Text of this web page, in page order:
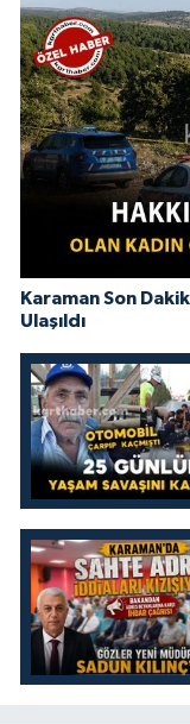
Karaman Son
Ulaşıldı